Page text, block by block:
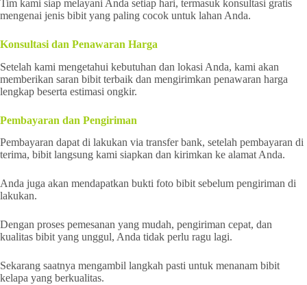
Tim kami siap melayani Anda setiap hari, termasuk konsultasi gratis
mengenai jenis bibit yang paling cocok untuk lahan Anda.
Konsultasi dan Penawaran Harga
Setelah kami mengetahui kebutuhan dan lokasi Anda, kami akan
memberikan saran bibit terbaik dan mengirimkan penawaran harga
lengkap beserta estimasi ongkir.
Pembayaran dan Pengiriman
Pembayaran dapat di lakukan via transfer bank, setelah pembayaran di
terima, bibit langsung kami siapkan dan kirimkan ke alamat Anda.
Anda juga akan mendapatkan bukti foto bibit sebelum pengiriman di
lakukan.
Dengan proses pemesanan yang mudah, pengiriman cepat, dan
kualitas bibit yang unggul, Anda tidak perlu ragu lagi.
Sekarang saatnya mengambil langkah pasti untuk menanam bibit
kelapa yang berkualitas.